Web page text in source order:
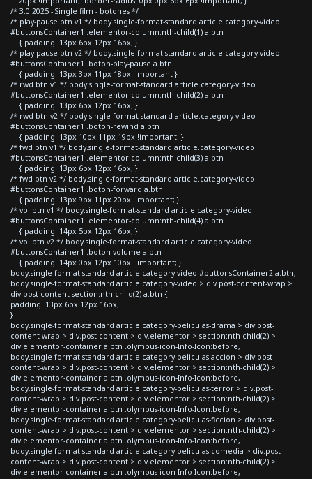
/* 3.0 2025 - Single film - botones */
/* play-pause btn v1 */ body.single-format-standard article.category-video
#buttonsContainer1 .elementor-column:nth-child(1) a.btn
{ padding: 13px 6px 12px 16px; }
/* play-pause btn v2 */ body.single-format-standard article.category-video
#buttonsContainer1 .boton-play-pause a.btn
{ padding: 13px 3px 11px 18px !important }
/* rwd btn v1 */ body.single-format-standard article.category-video
#buttonsContainer1 .elementor-column:nth-child(2) a.btn
{ padding: 13px 6px 12px 16px; }
/* rwd btn v2 */ body.single-format-standard article.category-video
#buttonsContainer1 .boton-rewind a.btn
{ padding: 13px 10px 11px 19px !important; }
/* fwd btn v1 */ body.single-format-standard article.category-video
#buttonsContainer1 .elementor-column:nth-child(3) a.btn
{ padding: 13px 6px 12px 16px; }
/* fwd btn v2 */ body.single-format-standard article.category-video
#buttonsContainer1 .boton-forward a.btn
{ padding: 13px 9px 11px 20px !important; }
/* vol btn v1 */ body.single-format-standard article.category-video
#buttonsContainer1 .elementor-column:nth-child(4) a.btn
{ padding: 14px 5px 12px 16px; }
/* vol btn v2 */ body.single-format-standard article.category-video
#buttonsContainer1 .boton-volume a.btn
{ padding: 14px 0px 12px 10px !important; }
body.single-format-standard article.category-video #buttonsContainer2 a.btn,
body.single-format-standard article.category-video > div.post-content-wrap >
div.post-content section:nth-child(2) a.btn {
padding: 13px 6px 12px 16px;
}
body.single-format-standard article.category-peliculas-drama > div.post-
content-wrap > div.post-content > div.elementor > section:nth-child(2) >
div.elementor-container a.btn .olympus-icon-Info-Icon:before,
body.single-format-standard article.category-peliculas-accion > div.post-
content-wrap > div.post-content > div.elementor > section:nth-child(2) >
div.elementor-container a.btn .olympus-icon-Info-Icon:before,
body.single-format-standard article.category-peliculas-terror > div.post-
content-wrap > div.post-content > div.elementor > section:nth-child(2) >
div.elementor-container a.btn .olympus-icon-Info-Icon:before,
body.single-format-standard article.category-peliculas-ficcion > div.post-
content-wrap > div.post-content > div.elementor > section:nth-child(2) >
div.elementor-container a.btn .olympus-icon-Info-Icon:before,
body.single-format-standard article.category-peliculas-comedia > div.post-
content-wrap > div.post-content > div.elementor > section:nth-child(2) >
div.elementor-container a.btn .olympus-icon-Info-Icon:before,